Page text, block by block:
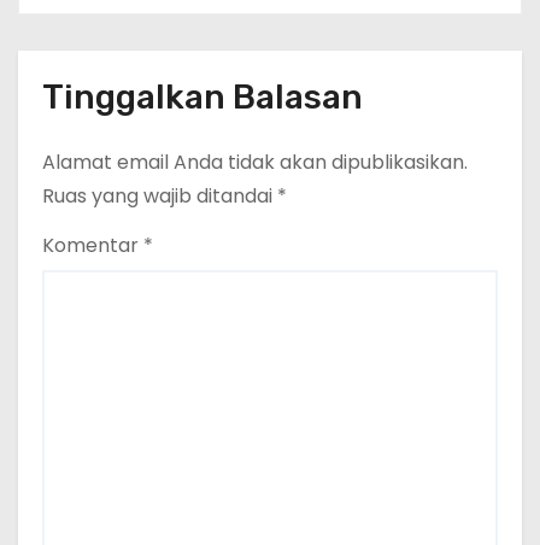
Tinggalkan Balasan
Alamat email Anda tidak akan dipublikasikan.
Ruas yang wajib ditandai *
Komentar *